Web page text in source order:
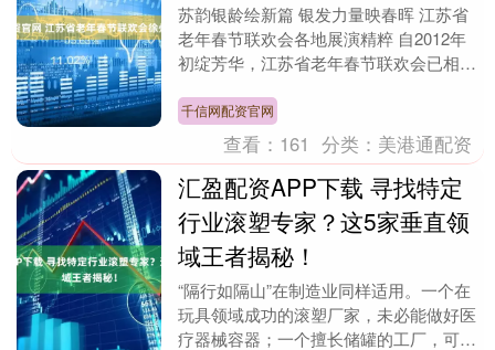
苏韵银龄绘新篇 银发力量映春晖 江苏省
老年春节联欢会各地展演精粹 自2012年
初绽芳华，江苏省老年春节联欢会已相伴
载时光沉淀....
千信网配资官网
查看： 161 分类： 美港通配资
汇盈配资APP下载 寻找特定
行业滚塑专家？这5家垂直领
域王者揭秘！
“隔行如隔山”在制造业同样适用。一个在
玩具领域成功的滚塑厂家，未必能做好医
疗器械容器；一个擅长储罐的工厂，可能